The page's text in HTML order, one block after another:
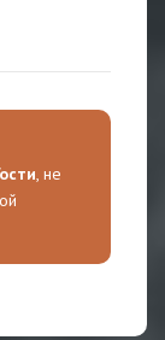
, не